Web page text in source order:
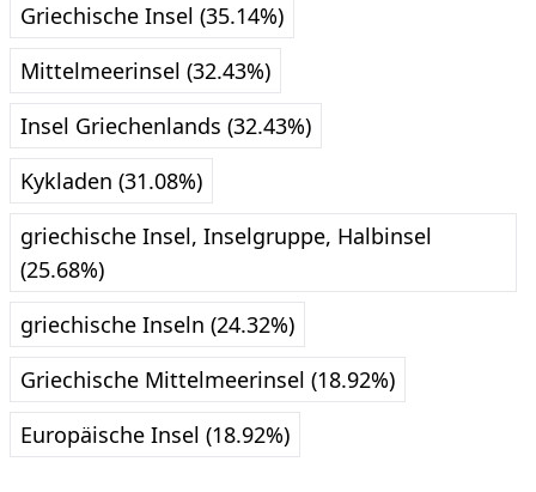
Griechische Insel (35.14%)
Mittelmeerinsel (32.43%)
Insel Griechenlands (32.43%)
Kykladen (31.08%)
griechische Insel, Inselgruppe, Halbinsel
(25.68%)
griechische Inseln (24.32%)
Griechische Mittelmeerinsel (18.92%)
Europäische Insel (18.92%)